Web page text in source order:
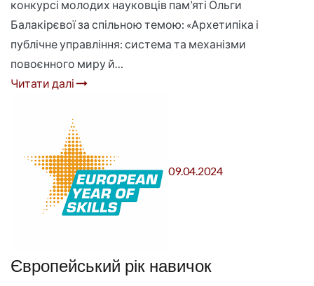
конкурсі молодих науковців пам’яті Ольги
Балакірєвої за спільною темою: «Архетипіка і
публічне управління: система та механізми
повоєнного миру й…
Читати далі
09.04.2024
Європейський рік навичок